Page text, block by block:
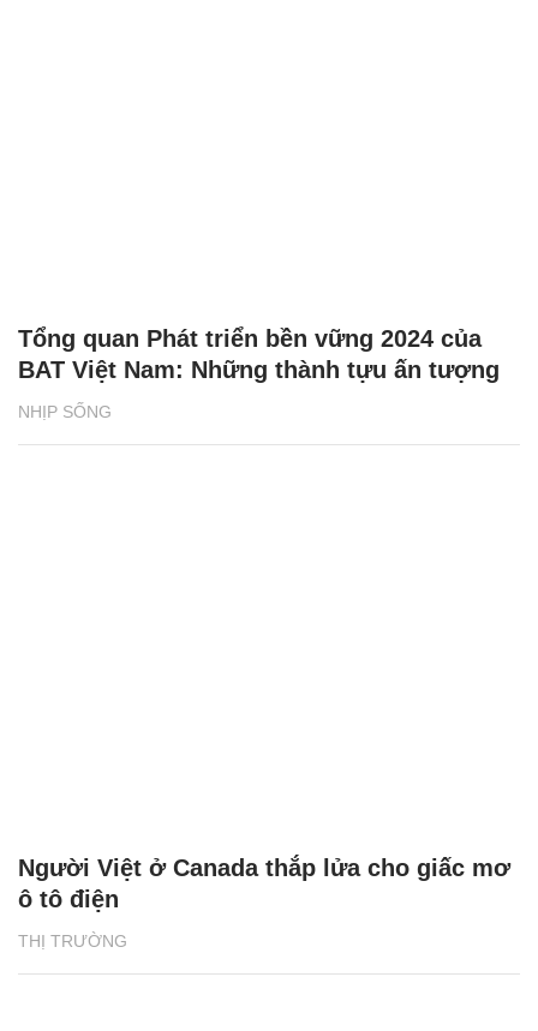
NHỊP SỐNG
Tổng quan Phát triển bền vững 2024 của
BAT Việt Nam: Những thành tựu ấn tượng
THỊ TRƯỜNG
Người Việt ở Canada thắp lửa cho giấc mơ
ô tô điện